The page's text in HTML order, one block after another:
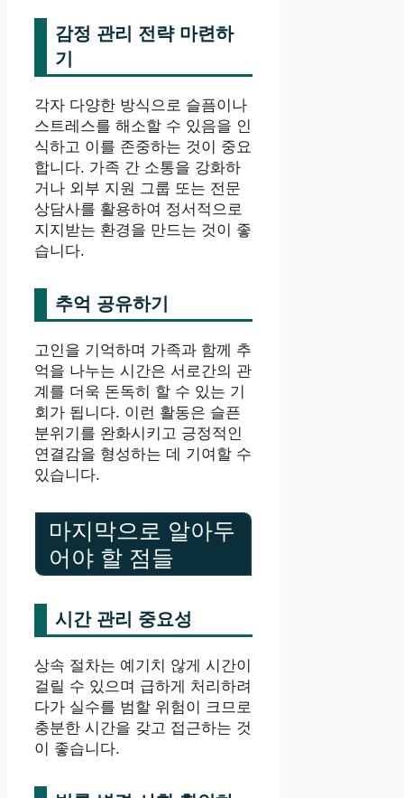
감정 관리 전략 마련하
기
각자 다양한 방식으로 슬픔이나
스트레스를 해소할 수 있음을 인
식하고 이를 존중하는 것이 중요
합니다. 가족 간 소통을 강화하
거나 외부 지원 그룹 또는 전문
상담사를 활용하여 정서적으로
지지받는 환경을 만드는 것이 좋
습니다.
추억 공유하기
고인을 기억하며 가족과 함께 추
억을 나누는 시간은 서로간의 관
계를 더욱 돈독히 할 수 있는 기
회가 됩니다. 이런 활동은 슬픈
분위기를 완화시키고 긍정적인
연결감을 형성하는 데 기여할 수
있습니다.
마지막으로 알아두
어야 할 점들
시간 관리 중요성
상속 절차는 예기치 않게 시간이
걸릴 수 있으며 급하게 처리하려
다가 실수를 범할 위험이 크므로
충분한 시간을 갖고 접근하는 것
이 좋습니다.